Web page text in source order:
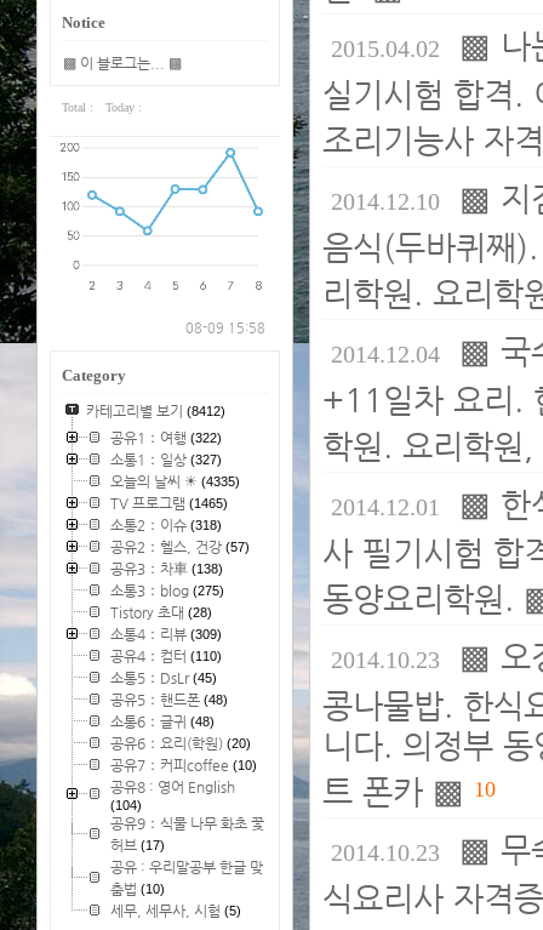
Notice
▩ 이 블로그는... ▩
Total : Today :
08-09 15:58
Category
카테고리별 보기 (8412)
공유1：여행 (322)
소통1：일상 (327)
오늘의 날씨 ☀ (4335)
TV 프로그램 (1465)
소통2：이슈 (318)
공유2：헬스, 건강 (57)
공유3：차車 (138)
소통3：blog (275)
Tistory 초대 (28)
소통4：리뷰 (309)
공유4：컴터 (110)
소통5：DsLr(45)
공유5：핸드폰 (48)
소통6：글귀 (48)
공유6：요리(학원) (20)
공유7：커피coffee (10)
공유8 : 영어 English
(104)
공유9：식물 나무 화초 꽃
허브 (17)
공유 : 우리말공부 한글 맞
춤법 (10)
세무, 세무사, 시험 (5)
2015.04.02 ▩ 나
실기시험 합격.
조리기능사 자
2014.12.10 ▩ 지
음식(두바퀴째
리학원. 요리
2014.12.04 ▩ 국
+11일차 요리.
학원. 요리학원
2014.12.01 ▩ 한
사 필기시험 합
동양요리학원.
2014.10.23 ▩ 오
콩나물밥. 한식
니다. 의정부
트 폰카 ▩ 10
2014.10.23 ▩ 무
식요리사 자격